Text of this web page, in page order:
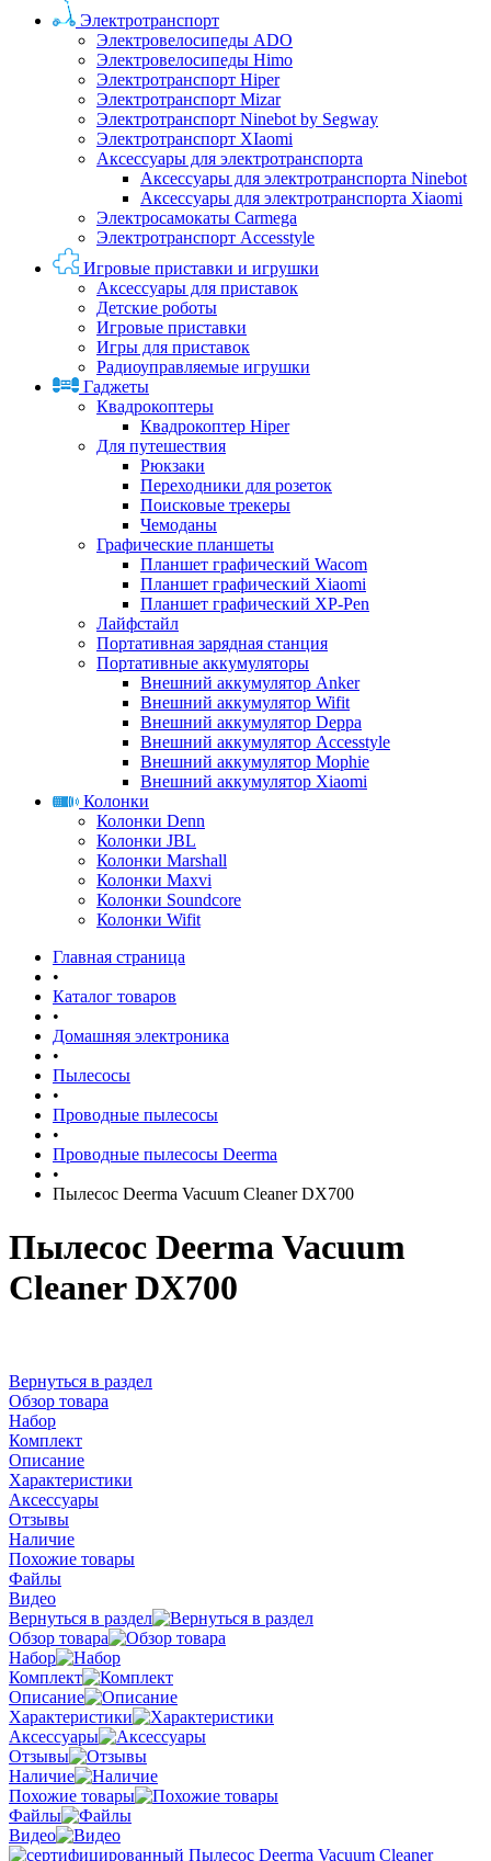
Электротранспорт
Электровелосипеды ADO
Электровелосипеды Himo
Электротранспорт Hiper
Электротранспорт Mizar
Электротранспорт Ninebot by Segway
Электротранспорт XIaomi
Аксессуары для электротранспорта
Аксессуары для электротранспорта Ninebot
Аксессуары для электротранспорта Xiaomi
Электросамокаты Carmega
Электротранспорт Accesstyle
Игровые приставки и игрушки
Аксессуары для приставок
Детские роботы
Игровые приставки
Игры для приставок
Радиоуправляемые игрушки
Гаджеты
Квадрокоптеры
Квадрокоптер Hiper
Для путешествия
Рюкзаки
Переходники для розеток
Поисковые трекеры
Чемоданы
Графические планшеты
Планшет графический Wacom
Планшет графический Xiaomi
Планшет графический XP-Pen
Лайфстайл
Портативная зарядная станция
Портативные аккумуляторы
Внешний аккумулятор Anker
Внешний аккумулятор Wifit
Внешний аккумулятор Deppa
Внешний аккумулятор Accesstyle
Внешний аккумулятор Mophie
Внешний аккумулятор Xiaomi
Колонки
Колонки Denn
Колонки JBL
Колонки Marshall
Колонки Maxvi
Колонки Soundcore
Колонки Wifit
Главная страница
•
Каталог товаров
•
Домашняя электроника
•
Пылесосы
•
Проводные пылесосы
•
Проводные пылесосы Deerma
•
Пылесос Deerma Vacuum Cleaner DX700
Пылесос Deerma Vacuum
Cleaner DX700
Вернуться в раздел
Обзор товара
Набор
Комплект
Описание
Характеристики
Аксессуары
Отзывы
Наличие
Похожие товары
Файлы
Видео
Вернуться в раздел
Обзор товара
Набор
Комплект
Описание
Характеристики
Аксессуары
Отзывы
Наличие
Похожие товары
Файлы
Видео